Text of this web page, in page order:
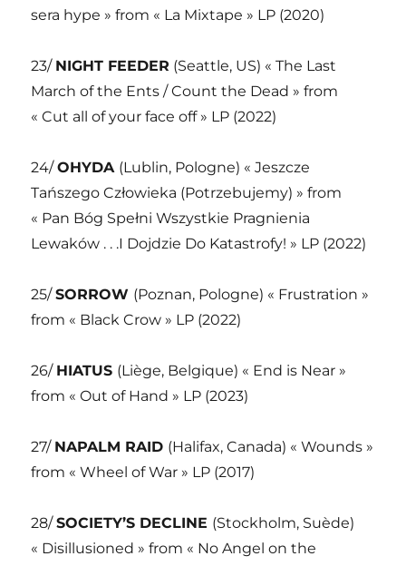
sera hype » from « La Mixtape » LP (2020)
23/ NIGHT FEEDER (Seattle, US) « The Last
March of the Ents / Count the Dead » from
« Cut all of your face off » LP (2022)
24/OHYDA (Lublin, Pologne) « Jeszcze
Tańszego Człowieka (Potrzebujemy) » from
« Pan Bóg Spełni Wszystkie Pragnienia
Lewaków . . .I Dojdzie Do Katastrofy! » LP (2022)
25/SORROW (Poznan, Pologne) « Frustration »
from « Black Crow » LP (2022)
26/ HIATUS (Liège, Belgique) « End is Near »
from « Out of Hand » LP (2023)
27/ NAPALM RAID (Halifax, Canada) « Wounds »
from « Wheel of War » LP (2017)
28/SOCIETY’S DECLINE (Stockholm, Suède)
« Disillusioned » from « No Angel on the